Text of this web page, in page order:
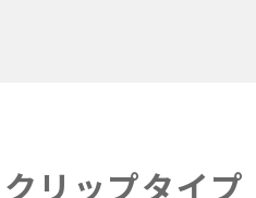
リップタイプ